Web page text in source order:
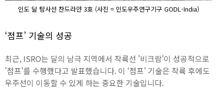
인도 달 탐사선 찬드라얀 3호 (사진 = 인도우주연구기구 GODL-India)
‘점프’ 기술의 성공
최근, ISRO는 달의 남극 지역에서 착륙선 '비크람'이 성공적으로
'점프'를 수행했다고 발표했습니다. 이 ‘점프’ 기술은 착륙 후에도
우주선이 이동할 수 있게 하는 중요한 기술입니다.